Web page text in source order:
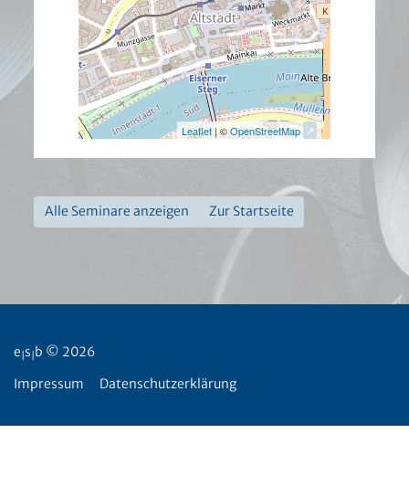
Leaflet| ©OpenStreetMap
Alle Seminare anzeigen Zur Startseite
e s b © 2026
Impressum
Datenschutzerklärung